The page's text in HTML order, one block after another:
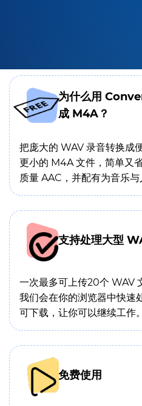
为什么用
成 M4A？
把庞大的 WAV 录音转换成
更小的 M4A 文件，简单又
质量 AAC，并配有为音乐与
支持处理大型
一次最多可上传20个 WAV
我们会在你的浏览器中快速
可下载，让你可以继续工作。
免费使用